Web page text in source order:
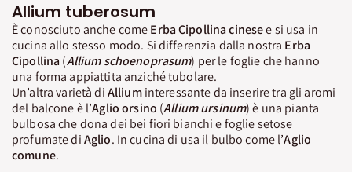
Allium tuberosum
È conosciuto anche comeErba Cipollina cinesee si usa in
cucina allo stesso modo. Si differenzia dalla nostra Erba
Cipollina (Allium schoenoprasum) per le foglie che hanno
una forma appiattita anziché tubolare.
Un’altra varietà diAlliuminteressante da inserire tra gli aromi
del balcone è l’Aglio orsino (Allium ursinum) è una pianta
bulbosa che dona dei bei fiori bianchi e foglie setose
profumate diAglio. In cucina di usa il bulbo come l’Aglio
comune.